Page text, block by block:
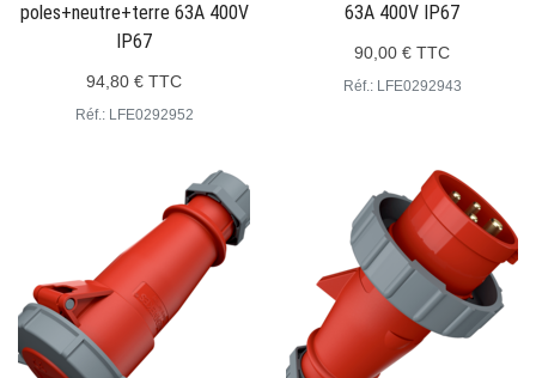
poles+neutre+terre 63A 400V
IP67
94,80 € TTC
Réf.: LFE0292952
63A 400V IP67
90,00 € TTC
Réf.: LFE0292943